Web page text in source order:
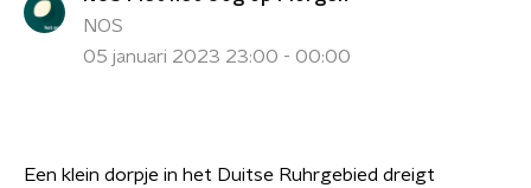
NOS
05 januari 2023 23:00 - 00:00
Een klein dorpje in het Duitse Ruhrgebied dreigt